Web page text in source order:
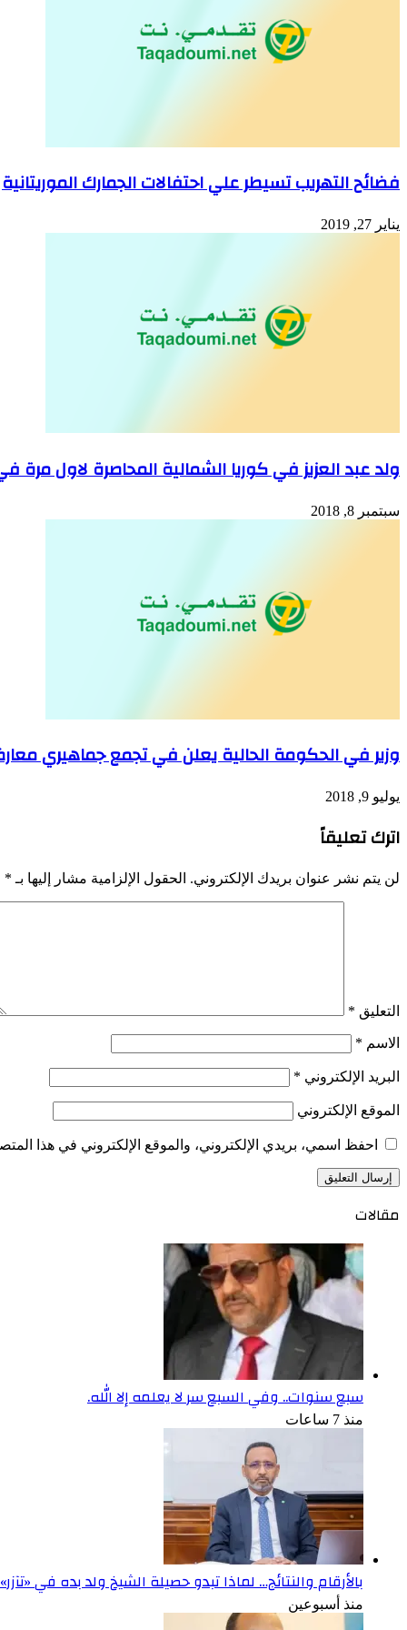
فضائح التهريب تسيطر علي احتفالات الجمارك الموريتانية
يناير 27, 2019
ولد عبد العزيز في كوريا الشمالية المحاصرة لاول مرة في
سبتمبر 8, 2018
وزير في الحكومة الحالية يعلن في تجمع جماهيري
يوليو 9, 2018
اترك تعليقاً
لن يتم نشر عنوان بريدك الإلكتروني. الحقول الإلزامية مشار إليها بـ *
التعليق *
الاسم *
البريد الإلكتروني *
الموقع الإلكتروني
احفظ اسمي، بريدي الإلكتروني، والموقع الإلكتروني في هذا
مقالات
سبع سنوات.. وفي السبع سر لا يعلمه إلا الله.
منذ 7 ساعات
بالأرقام والنتائج… لماذا تبدو حصيلة الشيخ ولد بده في
منذ أسبوعين